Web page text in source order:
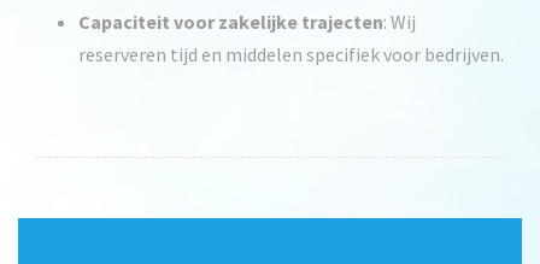
Capaciteit voor zakelijke trajecten: Wij
reserveren tijd en middelen specifiek voor bedrijven.